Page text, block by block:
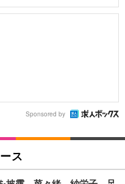
Sponsored by
ス